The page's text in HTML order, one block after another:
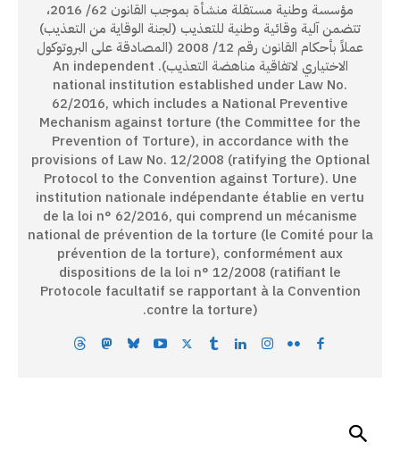
مؤسسة وطنية مستقلة منشأة بموجب القانون 62/ 2016،
تتضمن آلية وقائية وطنية للتعذيب (لجنة الوقاية من التعذيب)
عملاً بأحكام القانون رقم 12/ 2008 (المصادقة على البروتوكول
الاختياري لاتفاقية مناهضة التعذيب). An independent
national institution established under Law No.
62/2016, which includes a National Preventive
Mechanism against torture (the Committee for the
Prevention of Torture), in accordance with the
provisions of Law No. 12/2008 (ratifying the Optional
Protocol to the Convention against Torture). Une
institution nationale indépendante établie en vertu
de la loi n° 62/2016, qui comprend un mécanisme
national de prévention de la torture (le Comité pour la
prévention de la torture), conformément aux
dispositions de la loi n° 12/2008 (ratifiant le
Protocole facultatif se rapportant à la Convention
contre la torture).